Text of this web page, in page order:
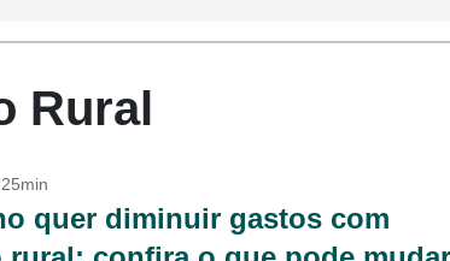
Rural
quer diminuir gastos com